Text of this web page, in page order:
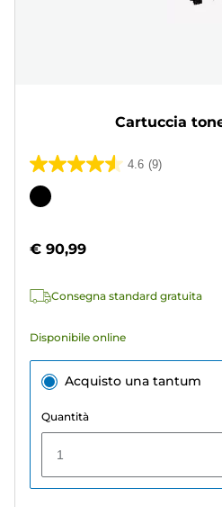
Cartuccia
4.6 (9)
4.6
su
9
Cartuccia
€ 90,99
Consegna standard gratuita
Disponibile online
Acquisto una tantum
Quantità
1